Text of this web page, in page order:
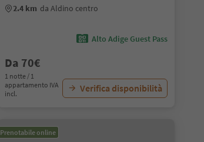
2.4 km da Aldino centro
Alto Adige Guest Pass
Da 70€
1 notte / 1
appartamento IVA
incl.
Verifica disponibilità
Prenotabile online